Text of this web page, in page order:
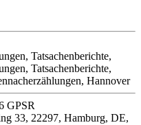
Tatsachenberichte,
Tatsachenberichte,
Hannover
GPSR
33, 22297, Hamburg, DE,